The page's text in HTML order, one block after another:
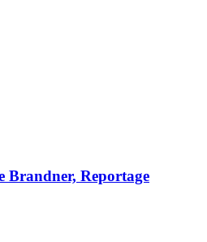
Brandner, Reportage